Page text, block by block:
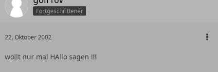
Fortgeschrittener
22. Oktober 2002
wollt nur mal HAllo sagen !!!